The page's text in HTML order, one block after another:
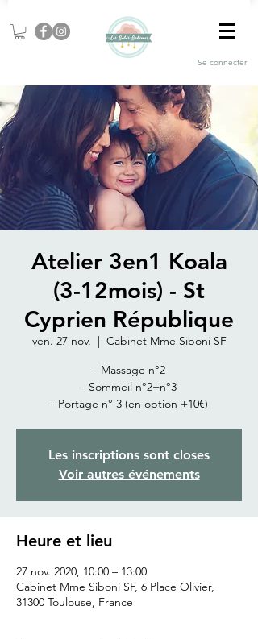
Se connecter
Atelier 3en1 Koala
(3-12mois) - St
Cyprien République
ven. 27 nov.
  |
Cabinet Mme Siboni SF
- Massage n°2
- Sommeil n°2+n°3
- Portage n° 3 (en option +10€)
Les inscriptions sont closes
Voir autres événements
Heure et lieu
27 nov. 2020, 10:00 – 13:00
Cabinet Mme Siboni SF, 6 Place Olivier,
31300 Toulouse, France